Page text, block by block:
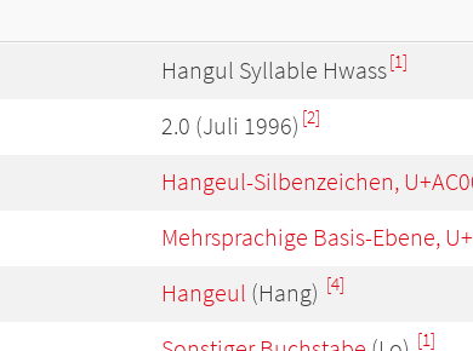
Hangul Syllable Hwass[1]
2.0 (Juli 1996) [2]
Hangeul-Silbenzeichen,
Mehrsprachige Basis-Ebene,
Hangeul (Hang) [4]
[1]